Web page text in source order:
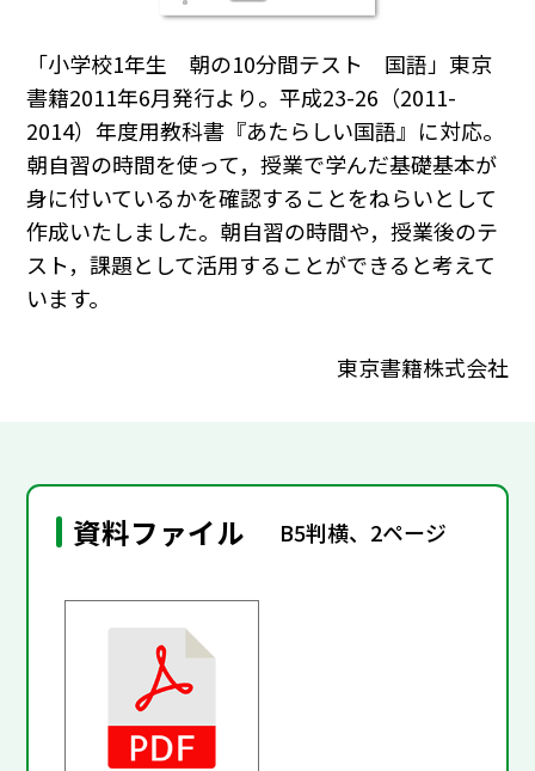
「小学校1年生 朝の10分間テスト 国語」東京
書籍2011年6月発行より。平成23-26（2011-
2014）年度用教科書『あたらしい国語』に対応。
朝自習の時間を使って，授業で学んだ基礎基本が
身に付いているかを確認することをねらいとして
作成いたしました。朝自習の時間や，授業後のテ
スト，課題として活用することができると考えて
います。
東京書籍株式会社
資料ファイル B5判横、2ページ